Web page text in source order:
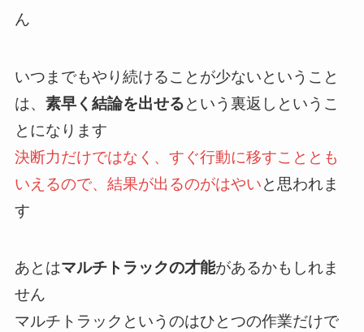
ん
いつまでもやり続けることが少ないということ
は、 素早く結論を出せるという裏返しというこ
とになります
決断力だけではなく、すぐ行動に移すこととも
いえるので、結果が出るのがはやいと思われま
す
あとはマルチトラックの才能があるかもしれま
せん
マルチトラックというのはひとつの作業だけで